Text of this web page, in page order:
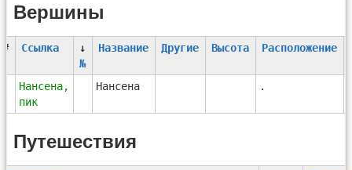
Вершины
# Ссылка
↓
№
Название Другие Высота Расположение
Нансена,
пик
Нансена .
Путешествия